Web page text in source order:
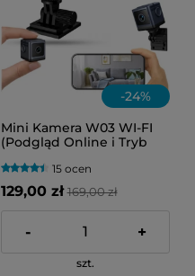
-24%
Mini Kamera W03 WI-FI
(Podgląd Online i Tryb
15 ocen
129,00 zł 169,00 zł
- +
szt.